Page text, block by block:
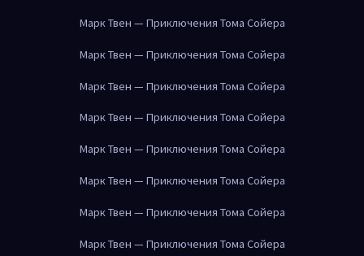
Марк Твен — Приключения Тома Сойера
Марк Твен — Приключения Тома Сойера
Марк Твен — Приключения Тома Сойера
Марк Твен — Приключения Тома Сойера
Марк Твен — Приключения Тома Сойера
Марк Твен — Приключения Тома Сойера
Марк Твен — Приключения Тома Сойера
Марк Твен — Приключения Тома Сойера